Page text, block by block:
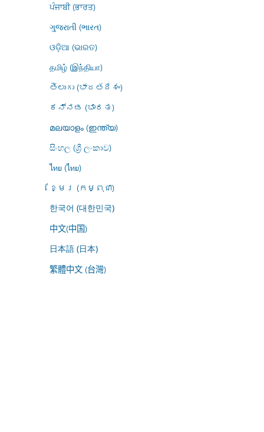
ਪੰਜਾਬੀ (ਭਾਰਤ)
ગુજરાતી (ભારત)
ଓଡ଼ିଆ (ଭାରତ)
தமிழ் (இந்தியா)
తెలుగు (భారతదేశం)
ಕನ್ನಡ (ಭಾರತ)
മലയാളം (ഇന്ത്യ)
සිංහල (ශ්‍රී ලංකාව)
ไทย (ไทย)
ខ្មែរ (កម្ពុជា)
한국어 (대한민국)
中文(中国)
日本語 (日本)
繁體中文 (台灣)